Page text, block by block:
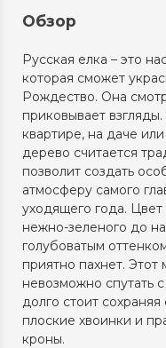
Обзор
Русская елка – это
которая сможет
Рождество. Она
приковывает
квартире, на даче
дерево считается
позволит создать
атмосферу самого
уходящего года. Цвет
нежно-зеленого до
голубоватым
приятно пахнет.
невозможно спутать
долго стоит
плоские хвоинки и
кроны.